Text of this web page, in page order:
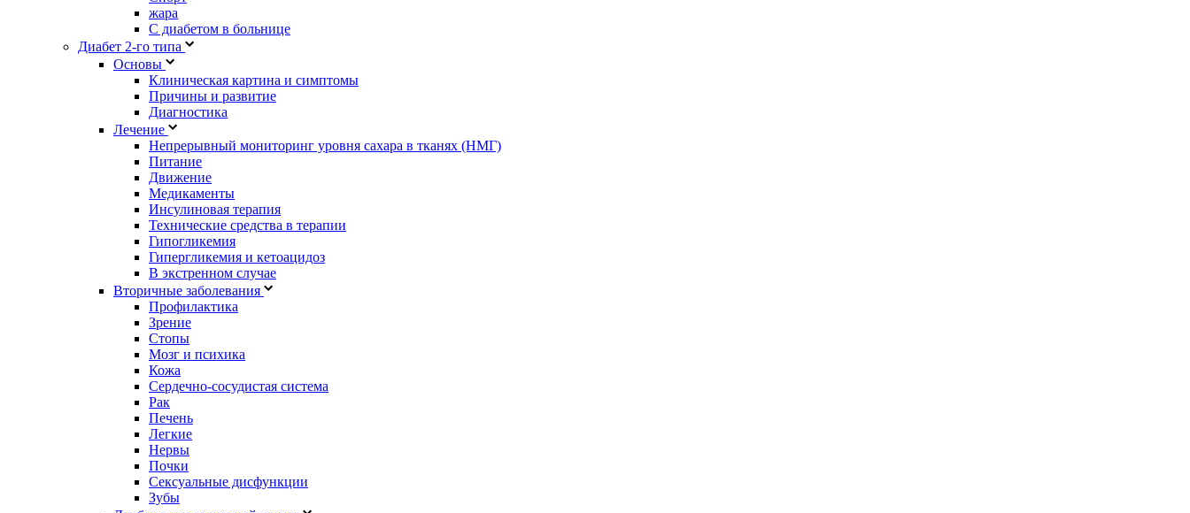
жара
С диабетом в больнице
Диабет 2-го типа
Основы
Клиническая картина и симптомы
Причины и развитие
Диагностика
Лечение
Непрерывный мониторинг уровня сахара в тканях (НМГ)
Питание
Движение
Медикаменты
Инсулиновая терапия
Технические средства в терапии
Гипогликемия
Гипергликемия и кетоацидоз
В экстренном случае
Вторичные заболевания
Профилактика
Зрение
Стопы
Мозг и психика
Кожа
Сердечно-сосудистая система
Рак
Печень
Легкие
Нервы
Почки
Сексуальные дисфункции
Зубы